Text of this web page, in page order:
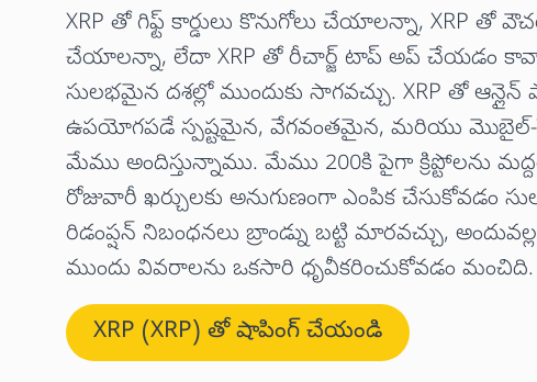
XRP తో గిఫ్ట్ కార్డులు కొనుగోలు చేయాలన్నా, XRP తో
చేయాలన్నా, లేదా XRP తో రీచార్జ్ టాప్ అప్ చేయడం
సులభమైన దశల్లో ముందుకు సాగవచ్చు. XRP తో
ఉపయోగపడే స్పష్టమైన, వేగవంతమైన, మరియు మొబైల్-
మేము అందిస్తున్నాము. మేము 200కి పైగా క్రిప్టోలను
రోజువారీ ఖర్చులకు అనుగుణంగా ఎంపిక చేసుకోవడం
రిడంప్షన్ నిబంధనలు బ్రాండ్ను బట్టి మారవచ్చు,
ముందు వివరాలను ఒకసారి ధృవీకరించుకోవడం మంచిది.
XRP (XRP) తో షాపింగ్ చేయండి